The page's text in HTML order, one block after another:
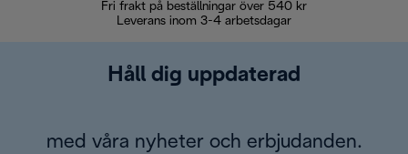
Fri frakt på beställningar över 540 kr
Leverans inom 3-4 arbetsdagar
Håll dig uppdaterad
med våra nyheter och erbjudanden.